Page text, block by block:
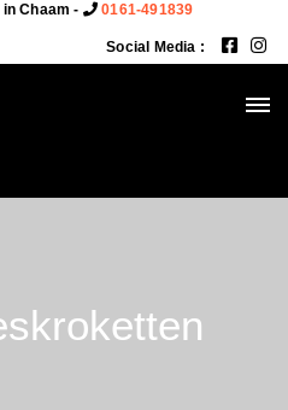
Chaam - 0161-491839
Social Media :